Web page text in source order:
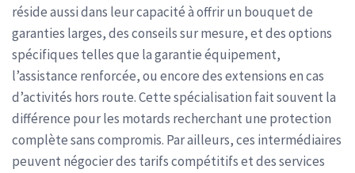
réside aussi dans leur capacité à offrir un bouquet de
garanties larges, des conseils sur mesure, et des options
spécifiques telles que la garantie équipement,
l’assistance renforcée, ou encore des extensions en cas
d’activités hors route. Cette spécialisation fait souvent la
différence pour les motards recherchant une protection
complète sans compromis. Par ailleurs, ces intermédiaires
peuvent négocier des tarifs compétitifs et des services